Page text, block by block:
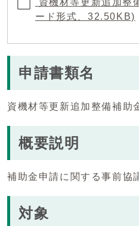
資機材等更新追加整
ード形式、32.50KB)
申請書類名
資機材等更新追加整備補助
概要説明
補助金申請に関する事前協
対象